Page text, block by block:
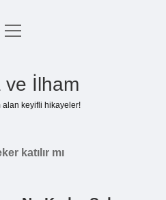
menüyü
ve İlham
alan keyifli hikayeler!
katılır mı